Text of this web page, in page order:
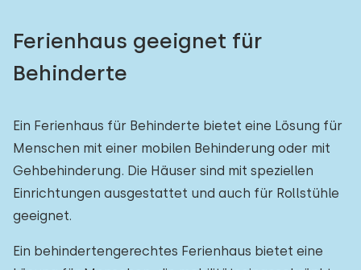
Ferienhaus geeignet für
Behinderte
Ein Ferienhaus für Behinderte bietet eine Lösung für
Menschen mit einer mobilen Behinderung oder mit
Gehbehinderung. Die Häuser sind mit speziellen
Einrichtungen ausgestattet und auch für Rollstühle
geeignet.
Ein behindertengerechtes Ferienhaus bietet eine